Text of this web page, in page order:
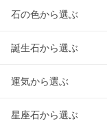
石の色から選ぶ
誕生石から選ぶ
運気から選ぶ
星座石から選ぶ